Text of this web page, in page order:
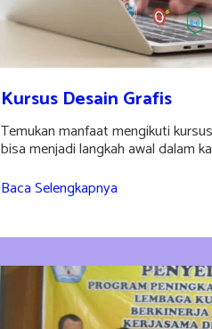
Kursus Desain Grafis
Temukan manfaat mengikuti
bisa menjadi langkah awal dalam
Baca Selengkapnya